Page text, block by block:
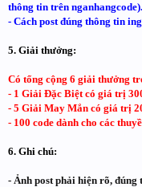
thông tin trên nganhangcode).
- Cách post đúng thông tin
5. Giải thưởng:
Có tổng cộng 6 giải thưởng
- 1 Giải Đặc Biệt có giá trị
- 5 Giải May Mắn có giá trị
- 100 code dành cho các
6. Ghi chú:
- Ảnh post phải hiện rõ,